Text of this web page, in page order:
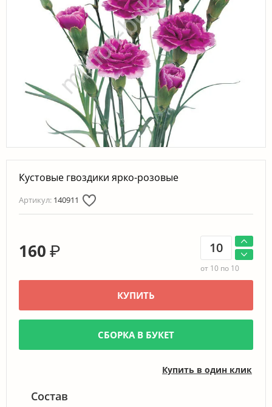
Кустовые гвоздики ярко-розовые
Артикул: 140911
160 ₽
от 10 по 10
КУПИТЬ
СБОРКА В БУКЕТ
Купить в один клик
Состав